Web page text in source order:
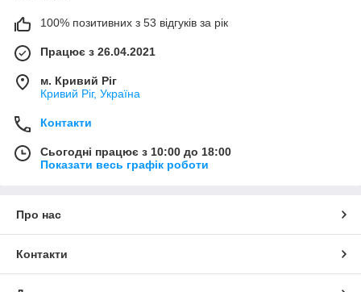
100% позитивних з 53 відгуків за рік
Працює з 26.04.2021
м. Кривий Ріг
Кривий Ріг, Україна
Контакти
Сьогодні працює з 10:00 до 18:00
Показати весь графік роботи
Про нас
Контакти